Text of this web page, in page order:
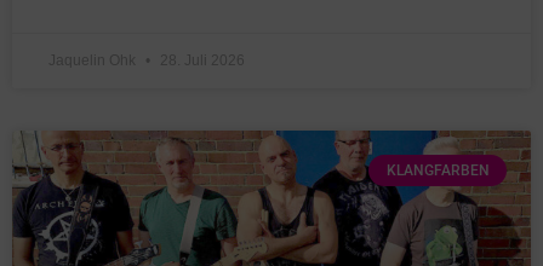
Jaquelin Ohk 28. Juli 2026
KLANGFARBEN